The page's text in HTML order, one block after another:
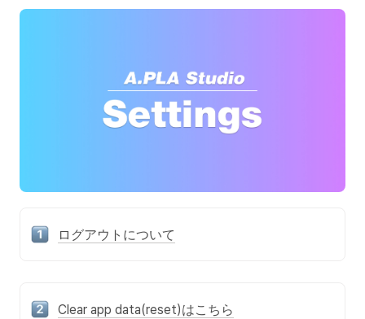
ログアウトについて
Clear app data(reset)はこちら